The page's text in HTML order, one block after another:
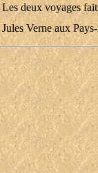
Les deux voyages
Jules Verne aux